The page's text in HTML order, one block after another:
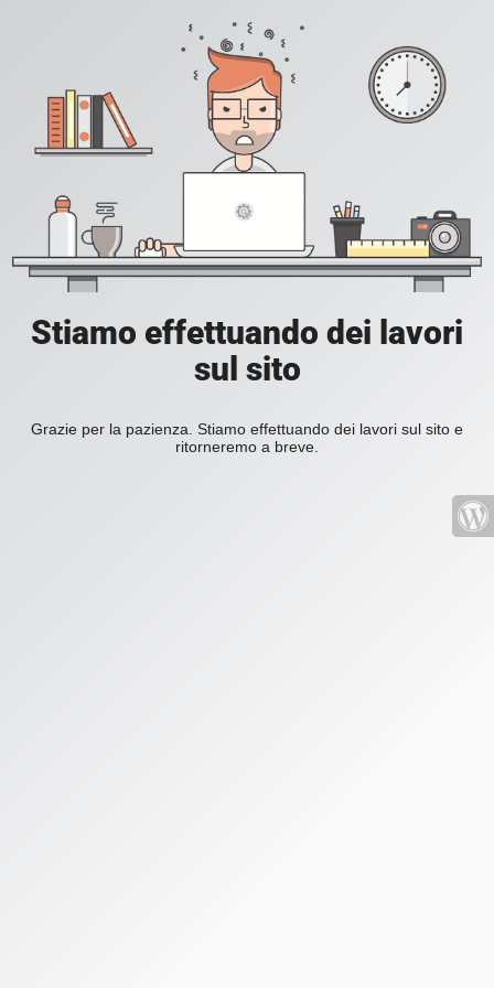
Stiamo effettuando dei lavori
sul sito
Grazie per la pazienza. Stiamo effettuando dei lavori sul sito e
ritorneremo a breve.